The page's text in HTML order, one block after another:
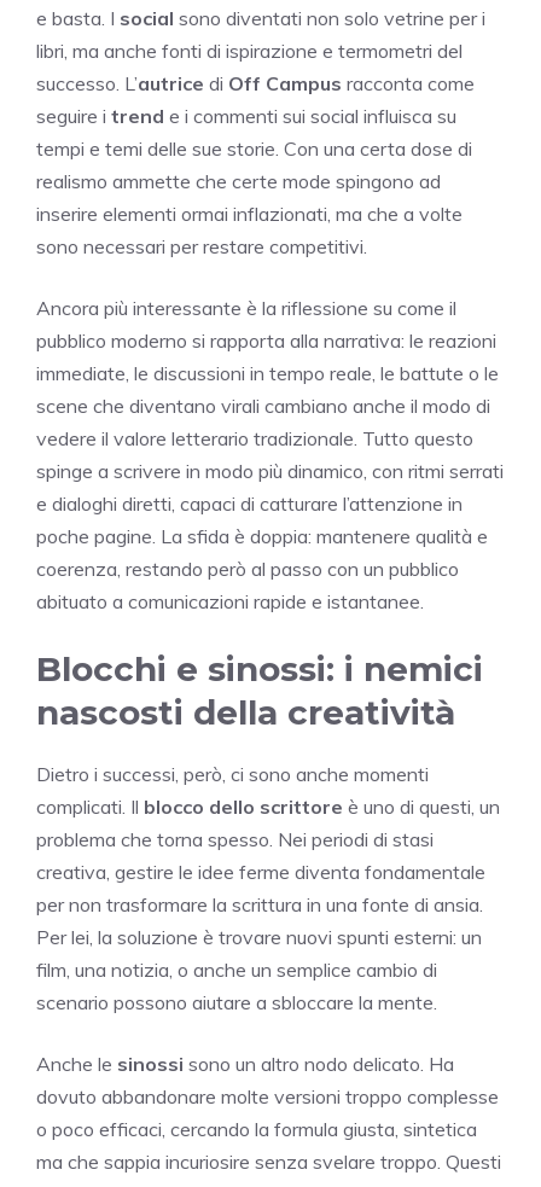
e basta. I social sono diventati non solo vetrine per i
libri, ma anche fonti di ispirazione e termometri del
successo. L’autrice di Off Campus racconta come
seguire i trend e i commenti sui social influisca su
tempi e temi delle sue storie. Con una certa dose di
realismo ammette che certe mode spingono ad
inserire elementi ormai inflazionati, ma che a volte
sono necessari per restare competitivi.
Ancora più interessante è la riflessione su come il
pubblico moderno si rapporta alla narrativa: le reazioni
immediate, le discussioni in tempo reale, le battute o le
scene che diventano virali cambiano anche il modo di
vedere il valore letterario tradizionale. Tutto questo
spinge a scrivere in modo più dinamico, con ritmi serrati
e dialoghi diretti, capaci di catturare l’attenzione in
poche pagine. La sfida è doppia: mantenere qualità e
coerenza, restando però al passo con un pubblico
abituato a comunicazioni rapide e istantanee.
Blocchi e sinossi: i nemici
nascosti della creatività
Dietro i successi, però, ci sono anche momenti
complicati. Il blocco dello scrittore è uno di questi, un
problema che torna spesso. Nei periodi di stasi
creativa, gestire le idee ferme diventa fondamentale
per non trasformare la scrittura in una fonte di ansia.
Per lei, la soluzione è trovare nuovi spunti esterni: un
film, una notizia, o anche un semplice cambio di
scenario possono aiutare a sbloccare la mente.
Anche le sinossi sono un altro nodo delicato. Ha
dovuto abbandonare molte versioni troppo complesse
o poco efficaci, cercando la formula giusta, sintetica
ma che sappia incuriosire senza svelare troppo. Questi